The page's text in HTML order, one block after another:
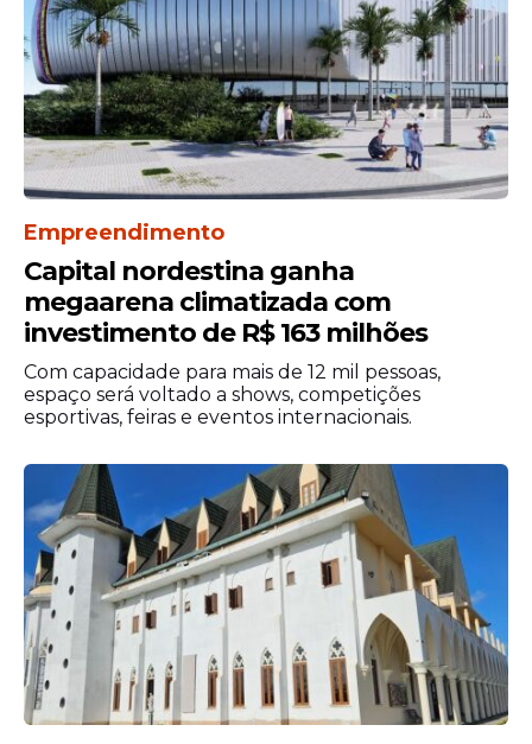
ano. O evento passa a contar com seis dias
de duração e traz como principal novidade
o “Namoramor”, uma espécie de “drilha”
que marca a abertura oficial, com Bell
Marques puxando um trio elétrico pelas
ruas da
cidade.
Confira a programação:
14 de junho (domingo)
Namoramor com Bell Marques
19 de junho (sexta-feira)
Zé Vaqueiro
Henry Freitas
20 de junho (sábado)
Felipe Amorim
Simone Mendes
Menos é Mais
21 de junho (domingo)
Núzio Medeiros
Empreendimento
Capital nordestina ganha
megaarena climatizada com
investimento de R$ 163 milhões
Com capacidade para mais de 12 mil pessoas,
espaço será voltado a shows, competições
esportivas, feiras e eventos internacionais.